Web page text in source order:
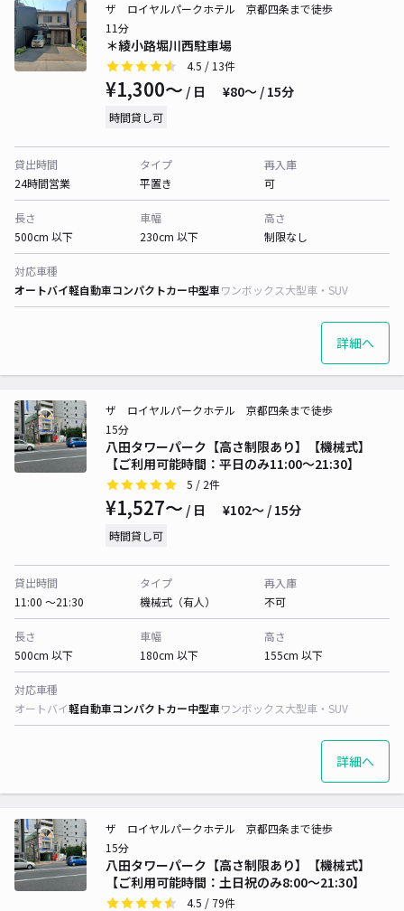
＊綾小路堀川西駐車場
ザ ロイヤルパークホテル 京都四条まで徒歩
11分
4.5 / 13件
¥1,300〜 / 日 ¥80〜 / 15分
時間貸し可
貸出時間
24時間営業
タイプ
平置き
再入庫
可
長さ
500cm 以下
車幅
230cm 以下
高さ
制限なし
対応車種
オートバイ軽自動車コンパクトカー中型車ワンボックス大型車・SUV
詳細へ
八田タワーパーク【高さ制限あり】【機械式】
【ご利用可能時間：平日のみ11:00～21:30】
ザ ロイヤルパークホテル 京都四条まで徒歩
15分
5 / 2件
¥1,527〜 / 日 ¥102〜 / 15分
時間貸し可
貸出時間
11:00 〜21:30
タイプ
機械式（有人）
再入庫
不可
長さ
500cm 以下
車幅
180cm 以下
高さ
155cm 以下
対応車種
オートバイ軽自動車コンパクトカー中型車ワンボックス大型車・SUV
詳細へ
八田タワーパーク【高さ制限あり】【機械式】
【ご利用可能時間：土日祝のみ8:00～21:30】
ザ ロイヤルパークホテル 京都四条まで徒歩
15分
4.5 / 79件